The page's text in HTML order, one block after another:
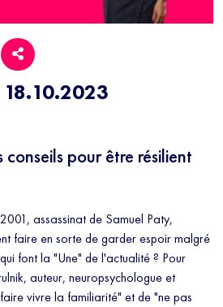
18.10.2023
conseils pour être résilient
assassinat de Samuel Paty,
faire en sorte de garder espoir malgré
font la "Une" de l'actualité ? Pour
auteur, neuropsychologue et
vivre la familiarité" et de "ne pas